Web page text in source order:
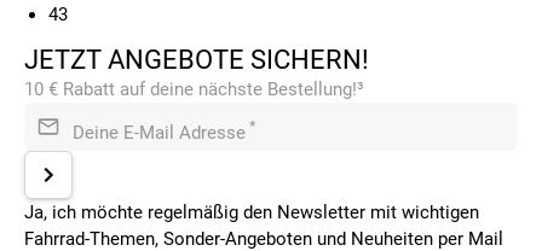
43
JETZT ANGEBOTE SICHERN!
10 € Rabatt auf deine nächste Bestellung!³
Deine E-Mail Adresse *
Ja, ich möchte regelmäßig den Newsletter mit wichtigen
Fahrrad-Themen, Sonder-Angeboten und Neuheiten per Mail